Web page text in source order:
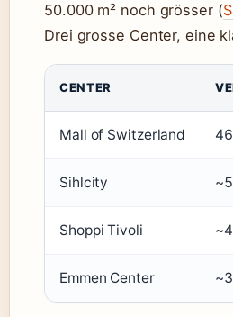
50.000 m² noch grösser (
Drei grosse Center, eine
Vergleich grosser
CENTER
Mall of Switzerland
Sihlcity
Shoppi Tivoli
Emmen Center